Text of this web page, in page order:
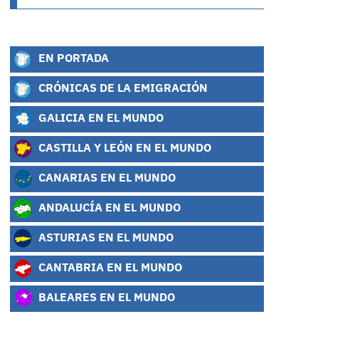
EN PORTADA
CRÓNICAS DE LA EMIGRACIÓN
GALICIA EN EL MUNDO
CASTILLA Y LEÓN EN EL MUNDO
CANARIAS EN EL MUNDO
ANDALUCÍA EN EL MUNDO
ASTURIAS EN EL MUNDO
CANTABRIA EN EL MUNDO
BALEARES EN EL MUNDO